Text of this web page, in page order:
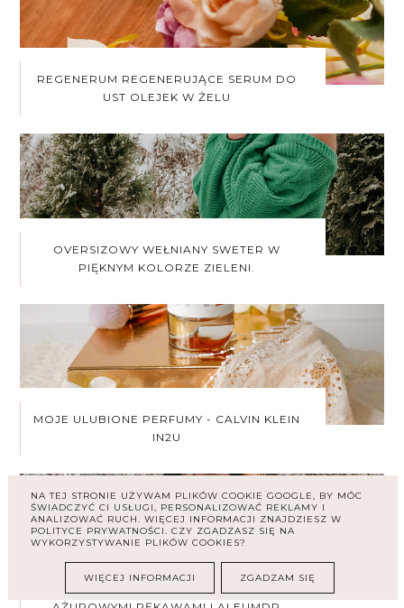
REGENERUM REGENERUJĄCE SERUM DO
UST OLEJEK W ŻELU
OVERSIZOWY WEŁNIANY SWETER W
PIĘKNYM KOLORZE ZIELENI.
MOJE ULUBIONE PERFUMY - CALVIN KLEIN
IN2U
NA TEJ STRONIE UŻYWAM PLIKÓW COOKIE GOOGLE, BY MÓC
ŚWIADCZYĆ CI USŁUGI, PERSONALIZOWAĆ REKLAMY I
ANALIZOWAĆ RUCH. WIĘCEJ INFORMACJI ZNAJDZIESZ W
POLITYCE PRYWATNOŚCI. CZY ZGADZASZ SIĘ NA
WYKORZYSTYWANIE PLIKÓW COOKIES?
WIĘCEJ INFORMACJI ZGADZAM SIĘ